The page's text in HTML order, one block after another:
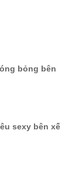
bỏng bên
sexy bên xế